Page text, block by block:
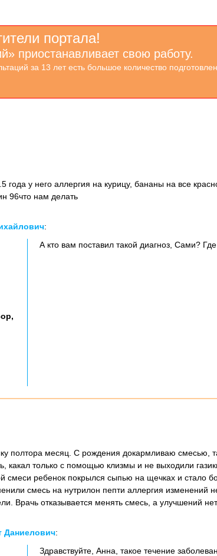
портала!
приостанавливает свою работу.
за 13 лет есть большое количество
года у него аллергия на курицу, бананы на все
96что нам делать
:
А кто вам поставил такой диагноз, Сами?
полтора месяц. С рождения докармливаю смесью,
какал только с помощью клизмы и не выходили
смеси ребенок покрылся сыпью на щечках и стало
смесь на нутрилон пепти аллергия
Врачь отказывается менять смесь, а улучшений
Даниелович:
Здравствуйте, Анна, такое течение